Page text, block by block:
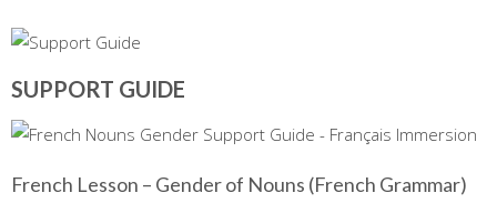
SUPPORT GUIDE
French Lesson – Gender of Nouns (French Grammar)